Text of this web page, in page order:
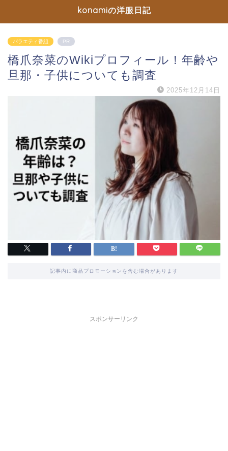
konamiの洋服日記
バラエティ番組 PR
橋爪奈菜のWikiプロフィール！年齢や
旦那・子供についても調査
2025年12月14日
記事内に商品プロモーションを含む場合があります
スポンサーリンク